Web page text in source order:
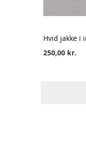
Hvid jakke i
250,00 kr.